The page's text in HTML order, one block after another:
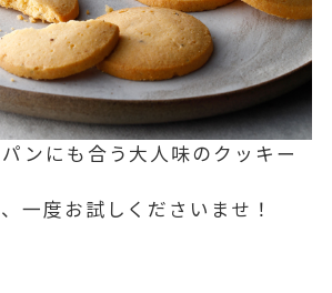
ンにも合う大人味のクッキー
一度お試しくださいませ！